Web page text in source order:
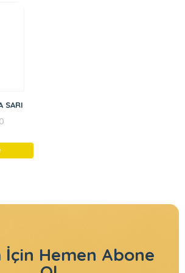
SARI
İçin Hemen Abone